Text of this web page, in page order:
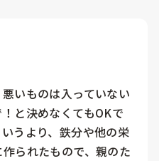
いものは入っていない
と決めなくてもOKで
うより、鉄分や他の栄
られたもので、親のた